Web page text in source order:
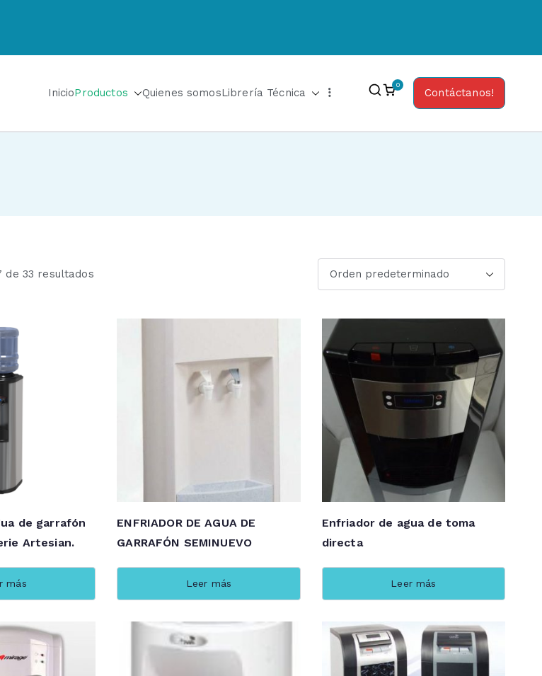
de tratamiento de aguas
InicioProductos Quienes somosLibrería Técnica
0
Contáctanos!
de 33 resultados
de garrafón
Artesian.
más
ENFRIADOR DE AGUA DE
GARRAFÓN SEMINUEVO
Leer más
Enfriador de agua de toma
directa
Leer más